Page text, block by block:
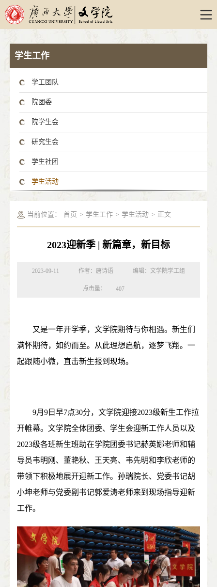
学生工作
学工团队
院团委
院学生会
研究生会
学生社团
学生活动
当前位置： 首页 > 学生工作 > 学生活动 > 正文
2023迎新季 | 新篇章，新目标
2023-09-11 作者：唐诗语 编辑：文学院学工组
点击量： 407
又是一年开学季，文学院期待与你相遇。新生们
满怀期待，如约而至。从此理想启航，逐梦飞翔。一
起跟随小微，直击新生报到现场。
9月 9 日早7点30分，文学院迎接2023级新生工作拉
开帷幕。文学院全体团委、学生会迎新工作人员以及
2023级各班新生班助在学院团委书记赫英娜老师和辅
导员韦明刚、董艳秋、王天亮、韦先明和李欣老师的
带领下积极地展开迎新工作。孙瑞院长、党委书记胡
小坤老师与党委副书记郭爱涛老师来到现场指导迎新
工作。